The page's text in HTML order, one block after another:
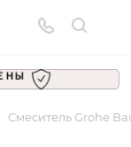
Смеситель Grohe